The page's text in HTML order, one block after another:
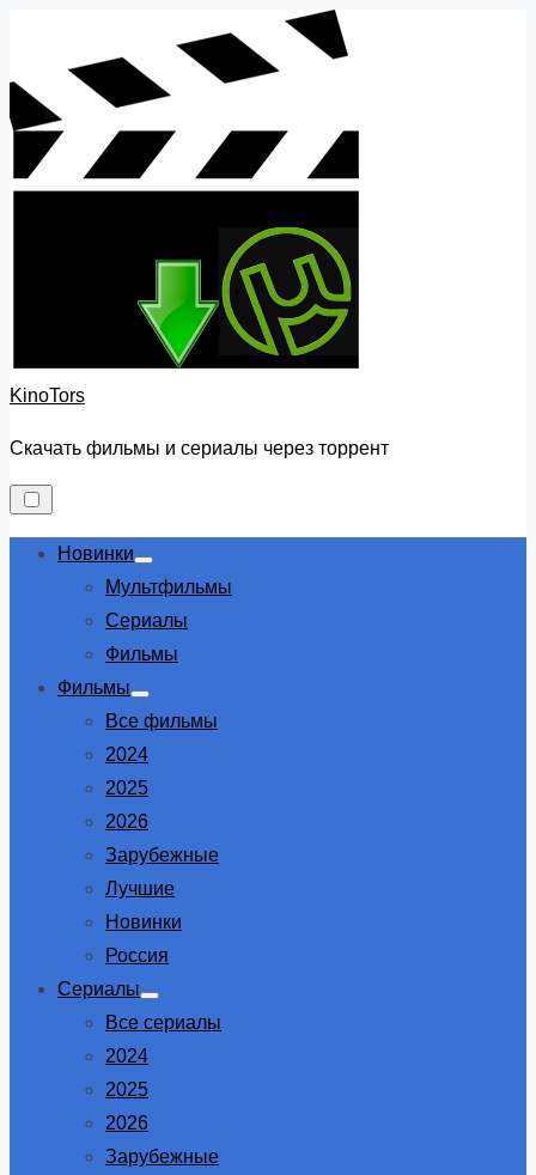
content
KinoTors
Скачать фильмы и сериалы через торрент
Новинки
Show
sub
Мультфильмы
Сериалы
Фильмы
Фильмы
Show
sub
Все фильмы
2024
2025
2026
Зарубежные
Лучшие
Новинки
Россия
Сериалы
Show
sub
Все сериалы
2024
2025
2026
Зарубежные